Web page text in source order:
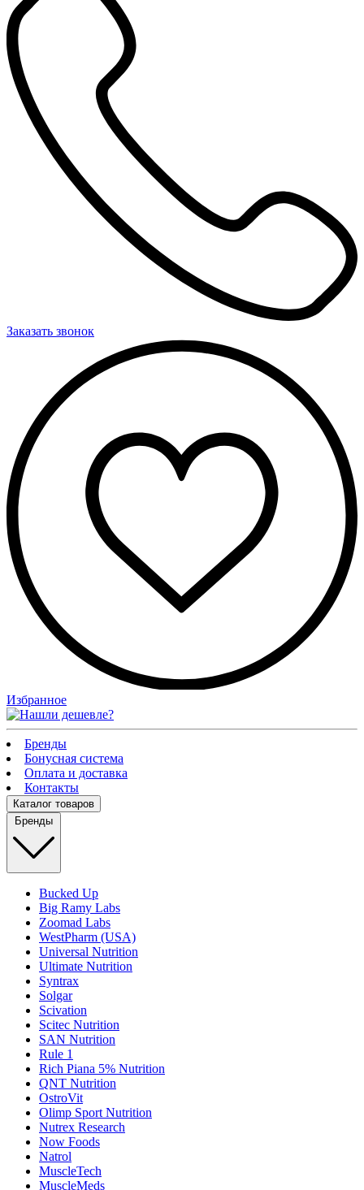
Заказать звонок
Избранное
Бренды
Бонусная система
Оплата и доставка
Контакты
Каталог товаров
Бренды
Bucked Up
Big Ramy Labs
Zoomad Labs
WestPharm (USA)
Universal Nutrition
Ultimate Nutrition
Syntrax
Solgar
Scivation
Scitec Nutrition
SAN Nutrition
Rule 1
Rich Piana 5% Nutrition
QNT Nutrition
OstroVit
Olimp Sport Nutrition
Nutrex Research
Now Foods
Natrol
MuscleTech
MuscleMeds